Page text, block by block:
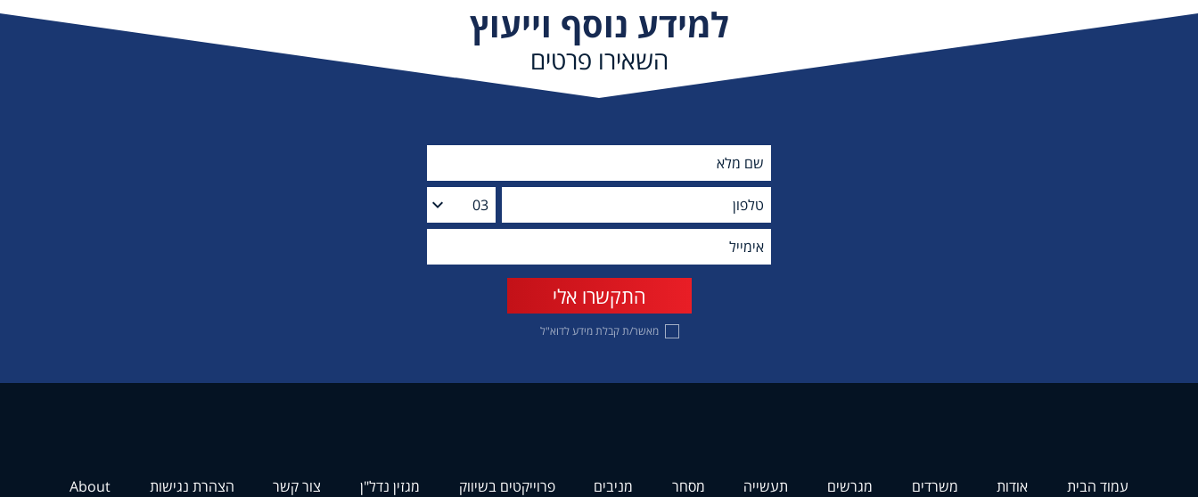
למידע נוסף וייעוץ
השאירו פרטים
מאשר/ת קבלת מידע לדוא"ל
עמוד הבית אודות משרדים מגרשים תעשייה מסחר מניבים פרוייקטים בשיווק מגזין נדל"ן צור קשר הצהרת נגישות About